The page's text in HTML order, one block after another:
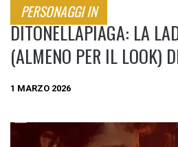
PERSONAGGI IN
DITONELLAPIAGA: LA
(ALMENO PER IL LOOK)
1 MARZO 2026